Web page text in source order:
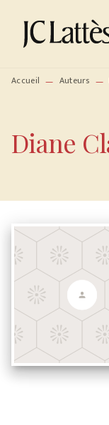
MENU
PIED DE PAGE
Accueil — Auteurs —
Diane